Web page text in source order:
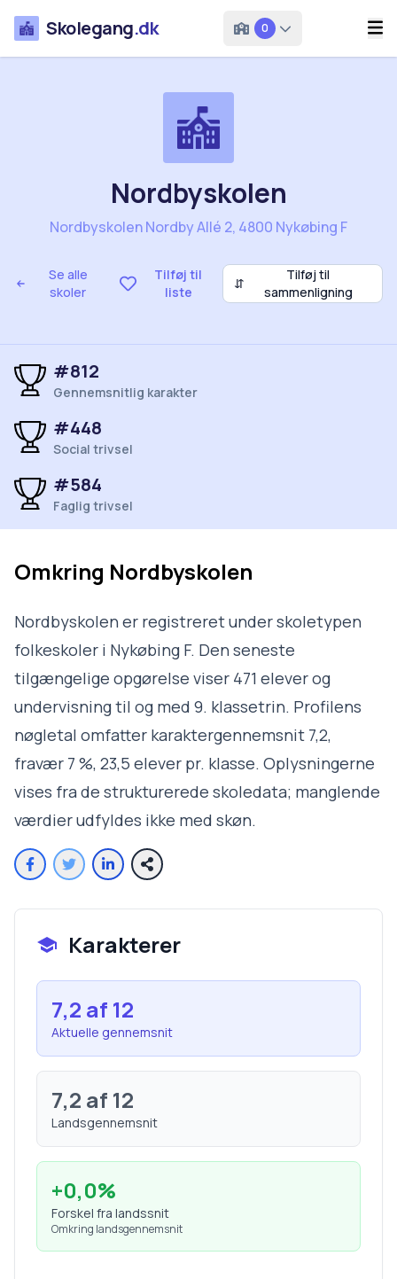
Skolegang.dk 0
Se alle
skoler
Tilføj til
liste
⇵
Tilføj til
sammenligning
Nordbyskolen
Nordbyskolen Nordby Allé 2, 4800 Nykøbing F
#812
Gennemsnitlig karakter
#448
Social trivsel
#584
Faglig trivsel
Omkring Nordbyskolen
Nordbyskolen er registreret under skoletypen
folkeskoler i Nykøbing F. Den seneste
tilgængelige opgørelse viser 471 elever og
undervisning til og med 9. klassetrin. Profilens
nøgletal omfatter karaktergennemsnit 7,2,
fravær 7 %, 23,5 elever pr. klasse. Oplysningerne
vises fra de strukturerede skoledata; manglende
værdier udfyldes ikke med skøn.
Karakterer
7,2 af 12
Aktuelle gennemsnit
7,2 af 12
Landsgennemsnit
+0,0%
Forskel fra landssnit
Omkring landsgennemsnit